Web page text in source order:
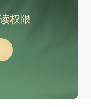
权限